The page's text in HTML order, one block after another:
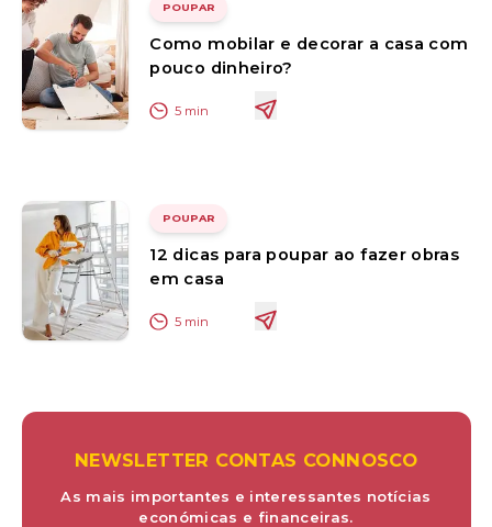
POUPAR
Como mobilar e decorar a casa com
pouco dinheiro?
5 min
POUPAR
12 dicas para poupar ao fazer obras
em casa
5 min
NEWSLETTER CONTAS CONNOSCO
As mais importantes e interessantes notícias
económicas e financeiras.